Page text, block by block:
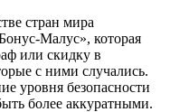
стран мира
Малус», которая
или скидку в
с ними случались.
уровня безопасности
более аккуратными.